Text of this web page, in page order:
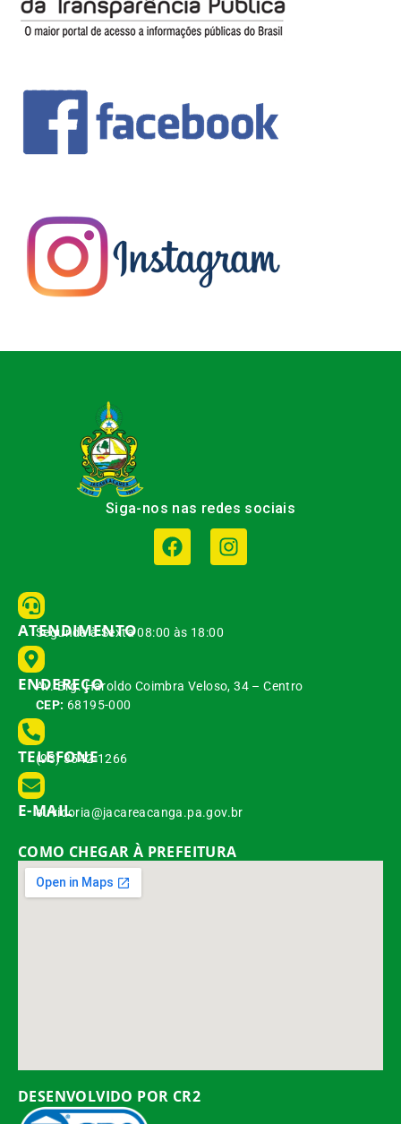
Siga-nos nas redes sociais
ATENDIMENTO
Segunda à Sexta 08:00 às 18:00
ENDEREÇO
Av. Brg. Haroldo Coimbra Veloso, 34 – Centro
CEP: 68195-000
TELEFONE
(93) 3542-1266
E-MAIL
ouvidoria@jacareacanga.pa.gov.br
COMO CHEGAR À PREFEITURA
DESENVOLVIDO POR CR2